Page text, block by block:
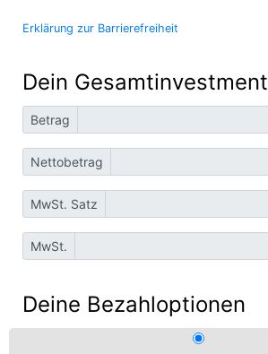
Erklärung zur Barrierefreiheit
Dein Gesamtinvestment
Betrag
Nettobetrag
MwSt. Satz
MwSt.
Deine Bezahloptionen